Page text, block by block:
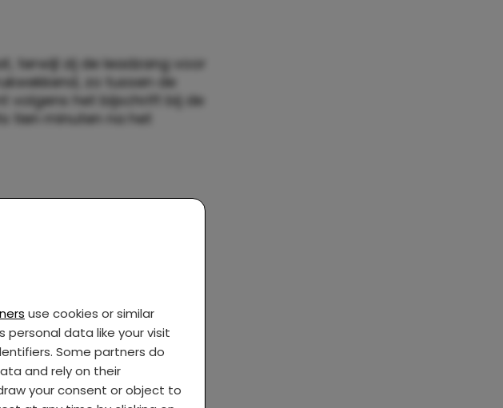
use cookies or similar
data like your visit
Some partners do
and rely on their
your consent or object to
terwijl zij de leadzang voor
zo tussen de
volgens het bijschrift bij de
tien minuten na het